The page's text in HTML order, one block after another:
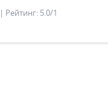
| Рейтинг: 5.0/1